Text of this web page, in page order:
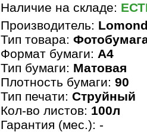
Наличие на складе:
Производитель:
Тип товара:
Формат бумаги: A4
Тип бумаги: Матовая
Плотность бумаги: 90
Тип печати: Струйный
Кол-во листов: 100л
Гарантия (мес.): -